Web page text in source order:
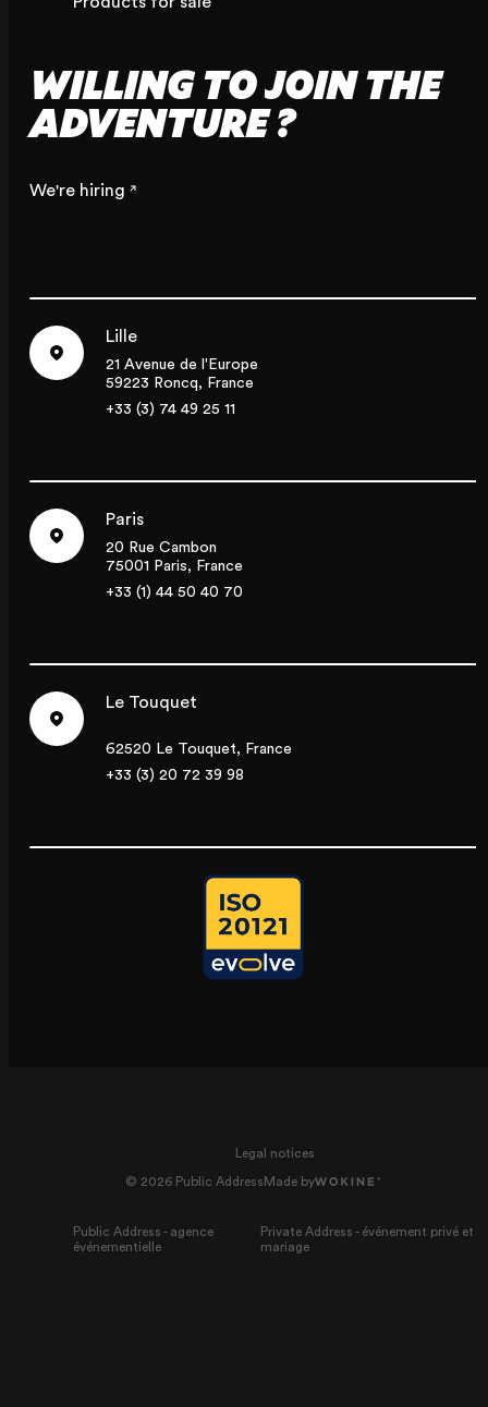
WILLING TO JOIN THE
ADVENTURE ?
We're hiring
Lille
21 Avenue de l'Europe
59223 Roncq, France
+33 (3) 74 49 25 11
Paris
20 Rue Cambon
75001 Paris, France
+33 (1) 44 50 40 70
Le Touquet
62520 Le Touquet, France
+33 (3) 20 72 39 98
Legal notices
© 2026 Public Address Made by
Public Address - agence
événementielle
Private Address - événement privé et
mariage